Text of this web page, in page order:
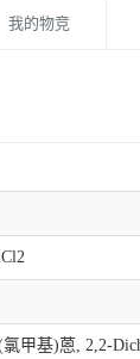
我的物竞
氯甲基)蒽, 2,2-